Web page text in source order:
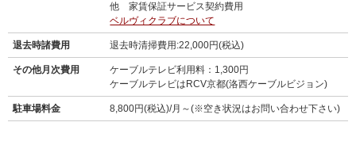
他 家賃保証サービス契約費用
ベルヴィクラブについて
退去時諸費用 退去時清掃費用:22,000円(税込)
その他月次費用
ケーブルテレビ利用料：1,300円
ケーブルテレビはRCV京都(洛西ケーブルビジョン)
駐車場料金 8,800円(税込)/月～(※空き状況はお問い合わせ下さい)